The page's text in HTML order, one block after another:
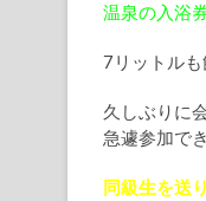
温泉の入浴
7リットルも
久しぶりに
急遽参加で
同級生を送